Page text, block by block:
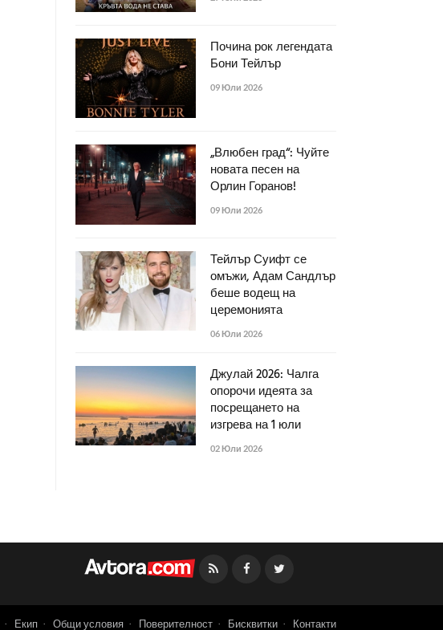
Почина рок легендата
Бони Тейлър
09 Юли 2026
„Влюбен град“: Чуйте
новата песен на
Орлин Горанов!
09 Юли 2026
Тейлър Суифт се
омъжи, Адам Сандлър
беше водещ на
церемонията
06 Юли 2026
Джулай 2026: Чалга
опорочи идеята за
посрещането на
изгрева на 1 юли
02 Юли 2026
Facebook
Екип Общи условия Поверителност Бисквитки Контакти